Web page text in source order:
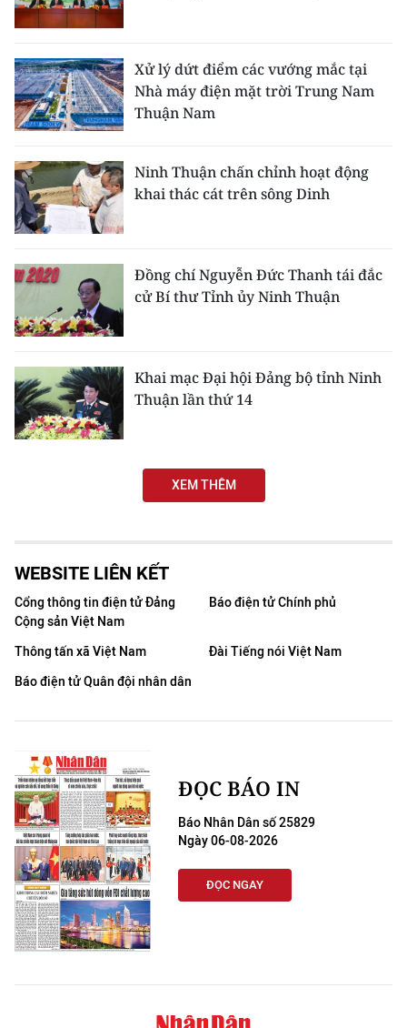
Video
Media Chính trị
Media Kinh tế
Media Xã hội
Media Pháp luật
Media Du lịch
Media Thế giới
Media Thể thao
Media Giáo dục
Media Y tế
Media Môi trường
Infographic
TIN ĐỊA PHƯƠNG
Trung du và miền núi phía Bắc
Đồng bằng sông Hồng
Bắc Trung Bộ
Duyên hải Nam Trung Bộ và Tây
Nguyên
Đông Nam Bộ
Đồng bằng sông Cửu Long
Chuyên trang Hà Nội
Xử lý dứt điểm các vướng mắc tại
Nhà máy điện mặt trời Trung Nam
Thuận Nam
Ninh Thuận chấn chỉnh hoạt động
khai thác cát trên sông Dinh
Đồng chí Nguyễn Đức Thanh tái đắc
cử Bí thư Tỉnh ủy Ninh Thuận
Khai mạc Đại hội Đảng bộ tỉnh Ninh
Thuận lần thứ 14
XEM THÊM
WEBSITE LIÊN KẾT
Cổng thông tin điện tử Đảng
Cộng sản Việt Nam
Báo điện tử Chính phủ
Thông tấn xã Việt Nam
Đài Tiếng nói Việt Nam
Báo điện tử Quân đội nhân dân
ĐỌC BÁO IN
Báo Nhân Dân số 25829
Ngày 06-08-2026
ĐỌC NGAY